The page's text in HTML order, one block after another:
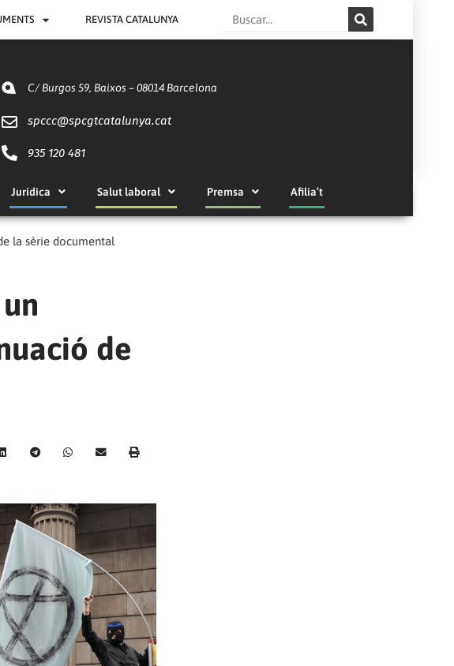
REVISTA CATALUNYA Search
C/ Burgos 59, Baixos – 08014 Barcelona
spccc@spcgtcatalunya.cat
935 120 481
Jurídica Salut laboral Premsa Afilia’t
la sèrie documental
de